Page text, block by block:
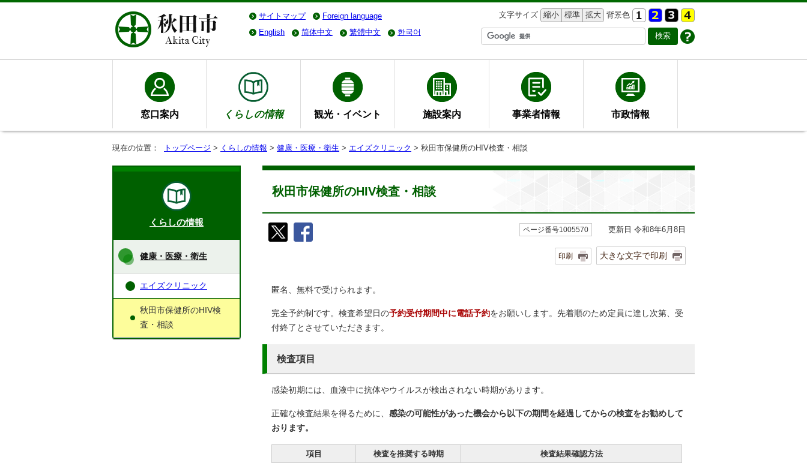
サイトマップ Foreign language 文字サイズ 縮小 標準 拡大 背景色
English
简体中文 繁體中文 한국어
窓口案内 くらしの情報 観光・イベント 施設案内 事業者情報 市政情報
現在の位置： トップページ > くらしの情報 > 健康・医療・衛生 > エイズクリニック > 秋田市保健所のHIV検査・相談
秋田市保健所のHIV検査・相談
ページ番号1005570 更新日 令和8年6月8日
印刷 大きな文字で印刷
匿名、無料で受けられます。
完全予約制です。検査希望日の予約受付期間中に電話予約をお願いします。先着順のため定員に達し次第、受
付終了とさせていただきます。
検査項目
感染初期には、血液中に抗体やウイルスが検出されない時期があります。
正確な検査結果を得るために、 感染の可能性があった機会から以下の期間を経過してからの検査をお勧めして
おります。
項目 検査を推奨する時期
検査結果確認方法
くらしの情報
健康・医療・衛生
エイズクリニック
秋田市保健所のHIV検
査・相談